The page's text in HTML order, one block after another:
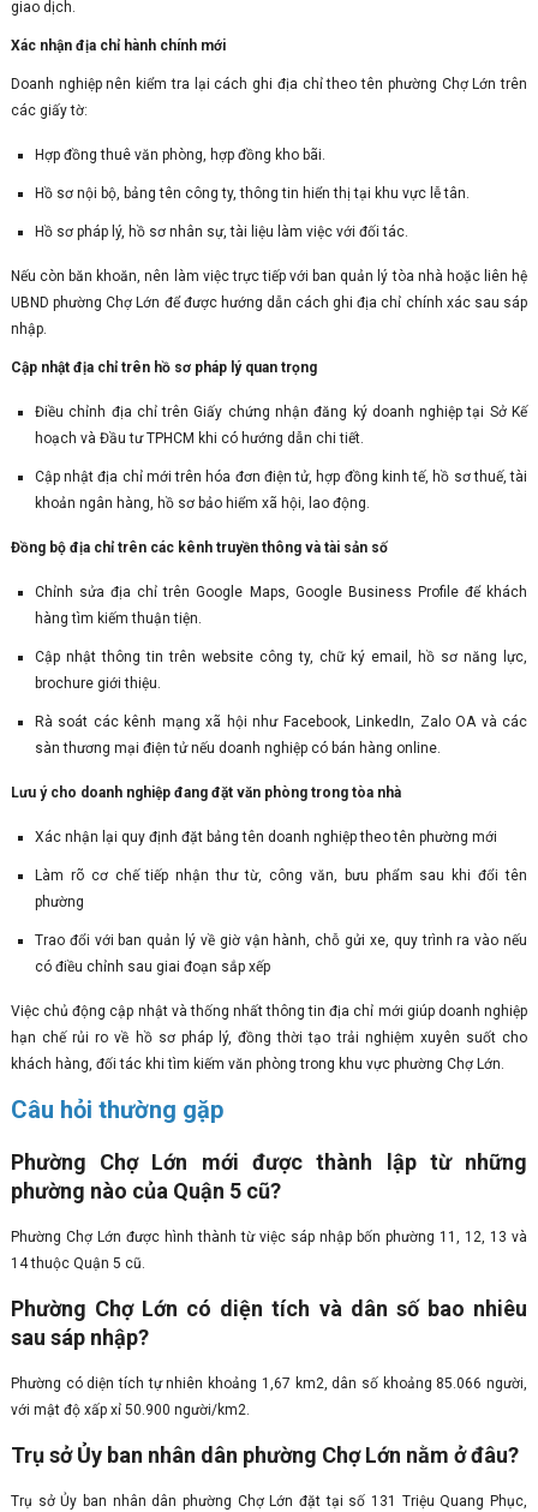
giao dịch.
Xác nhận địa chỉ hành chính mới
Doanh nghiệp nên kiểm tra lại cách ghi địa chỉ theo tên phường Chợ Lớn trên
các giấy tờ:
Hợp đồng thuê văn phòng, hợp đồng kho bãi.
Hồ sơ nội bộ, bảng tên công ty, thông tin hiển thị tại khu vực lễ tân.
Hồ sơ pháp lý, hồ sơ nhân sự, tài liệu làm việc với đối tác.
Nếu còn băn khoăn, nên làm việc trực tiếp với ban quản lý tòa nhà hoặc liên hệ
UBND phường Chợ Lớn để được hướng dẫn cách ghi địa chỉ chính xác sau sáp
nhập.
Cập nhật địa chỉ trên hồ sơ pháp lý quan trọng
Điều chỉnh địa chỉ trên Giấy chứng nhận đăng ký doanh nghiệp tại Sở Kế
hoạch và Đầu tư TPHCM khi có hướng dẫn chi tiết.
Cập nhật địa chỉ mới trên hóa đơn điện tử, hợp đồng kinh tế, hồ sơ thuế, tài
khoản ngân hàng, hồ sơ bảo hiểm xã hội, lao động.
Đồng bộ địa chỉ trên các kênh truyền thông và tài sản số
Chỉnh sửa địa chỉ trên Google Maps, Google Business Profile để khách
hàng tìm kiếm thuận tiện.
Cập nhật thông tin trên website công ty, chữ ký email, hồ sơ năng lực,
brochure giới thiệu.
Rà soát các kênh mạng xã hội như Facebook, LinkedIn, Zalo OA và các
sàn thương mại điện tử nếu doanh nghiệp có bán hàng online.
Lưu ý cho doanh nghiệp đang đặt văn phòng trong tòa nhà
Xác nhận lại quy định đặt bảng tên doanh nghiệp theo tên phường mới
Làm rõ cơ chế tiếp nhận thư từ, công văn, bưu phẩm sau khi đổi tên
phường
Trao đổi với ban quản lý về giờ vận hành, chỗ gửi xe, quy trình ra vào nếu
có điều chỉnh sau giai đoạn sắp xếp
Việc chủ động cập nhật và thống nhất thông tin địa chỉ mới giúp doanh nghiệp
hạn chế rủi ro về hồ sơ pháp lý, đồng thời tạo trải nghiệm xuyên suốt cho
khách hàng, đối tác khi tìm kiếm văn phòng trong khu vực phường Chợ Lớn.
Câu hỏi thường gặp
Phường Chợ Lớn mới được thành lập từ những
phường nào của Quận 5 cũ?
Phường Chợ Lớn được hình thành từ việc sáp nhập bốn phường 11, 12, 13 và
14 thuộc Quận 5 cũ.
Phường Chợ Lớn có diện tích và dân số bao nhiêu
sau sáp nhập?
Phường có diện tích tự nhiên khoảng 1,67 km2, dân số khoảng 85.066 người,
với mật độ xấp xỉ 50.900 người/km2.
Trụ sở Ủy ban nhân dân phường Chợ Lớn nằm ở đâu?
Trụ sở Ủy ban nhân dân phường Chợ Lớn đặt tại số 131 Triệu Quang Phục,